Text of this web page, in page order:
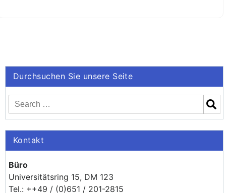
Durchsuchen Sie unsere Seite
Kontakt
Büro
Universitätsring 15, DM 123
Tel.: ++49 / (0)651 / 201-2815